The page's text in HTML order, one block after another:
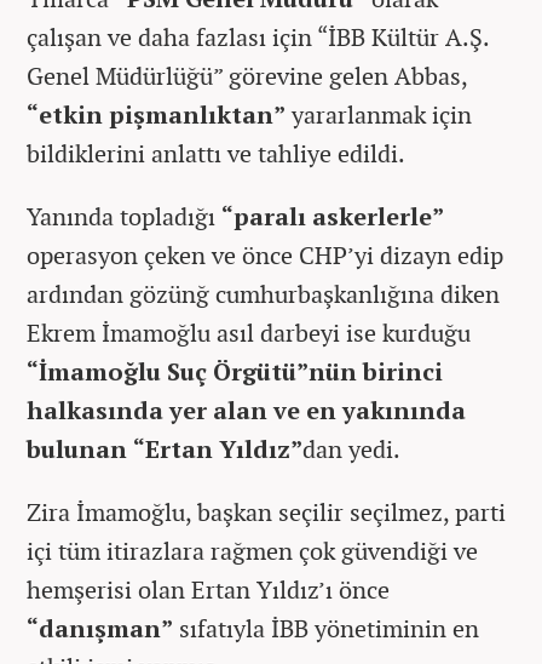
çalışan ve daha fazlası için “İBB Kültür A.Ş.
Genel Müdürlüğü” görevine gelen Abbas,
“etkin pişmanlıktan”yararlanmak için
bildiklerini anlattı ve tahliye edildi.
Yanında topladığı “paralı askerlerle”
operasyon çeken ve önce CHP’yi dizayn edip
ardından gözünğ cumhurbaşkanlığına diken
Ekrem İmamoğlu asıl darbeyi ise kurduğu
“İmamoğlu Suç Örgütü”nün birinci
halkasında yer alan ve en yakınında
bulunan “Ertan Yıldız”dan yedi.
Zira İmamoğlu, başkan seçilir seçilmez, parti
içi tüm itirazlara rağmen çok güvendiği ve
hemşerisi olan Ertan Yıldız’ı önce
“danışman” sıfatıyla İBB yönetiminin en